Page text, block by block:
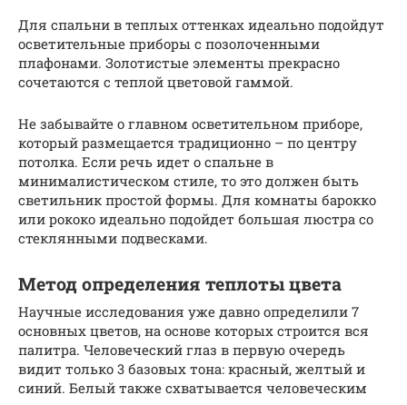
Для спальни в теплых оттенках идеально подойдут
осветительные приборы с позолоченными
плафонами. Золотистые элементы прекрасно
сочетаются с теплой цветовой гаммой.
Не забывайте о главном осветительном приборе,
который размещается традиционно – по центру
потолка. Если речь идет о спальне в
минималистическом стиле, то это должен быть
светильник простой формы. Для комнаты барокко
или рококо идеально подойдет большая люстра со
стеклянными подвесками.
Метод определения теплоты цвета
Научные исследования уже давно определили 7
основных цветов, на основе которых строится вся
палитра. Человеческий глаз в первую очередь
видит только 3 базовых тона: красный, желтый и
синий. Белый также схватывается человеческим